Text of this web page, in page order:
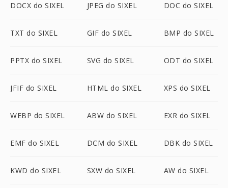
DOCX do SIXEL JPEG do SIXEL DOC do SIXEL
TXT do SIXEL GIF do SIXEL BMP do SIXEL
PPTX do SIXEL SVG do SIXEL ODT do SIXEL
JFIF do SIXEL HTML do SIXEL XPS do SIXEL
WEBP do SIXEL ABW do SIXEL EXR do SIXEL
EMF do SIXEL DCM do SIXEL DBK do SIXEL
KWD do SIXEL SXW do SIXEL AW do SIXEL